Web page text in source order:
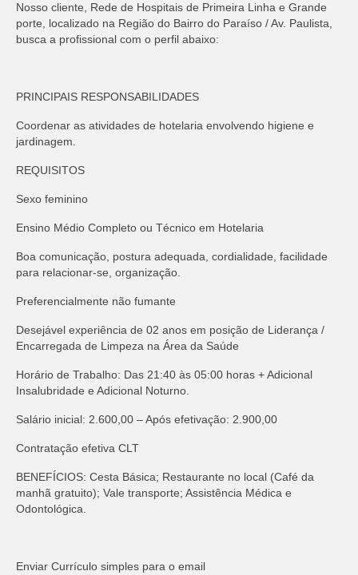
Nosso cliente, Rede de Hospitais de Primeira Linha e Grande
porte, localizado na Região do Bairro do Paraíso / Av. Paulista,
busca a profissional com o perfil abaixo:
PRINCIPAIS RESPONSABILIDADES
Coordenar as atividades de hotelaria envolvendo higiene e
jardinagem.
REQUISITOS
Sexo feminino
Ensino Médio Completo ou Técnico em Hotelaria
Boa comunicação, postura adequada, cordialidade, facilidade
para relacionar-se, organização.
Preferencialmente não fumante
Desejável experiência de 02 anos em posição de Liderança /
Encarregada de Limpeza na Área da Saúde
Horário de Trabalho: Das 21:40 às 05:00 horas + Adicional
Insalubridade e Adicional Noturno.
Salário inicial: 2.600,00 – Após efetivação: 2.900,00
Contratação efetiva CLT
BENEFÍCIOS: Cesta Básica; Restaurante no local (Café da
manhã gratuito); Vale transporte; Assistência Médica e
Odontológica.
Enviar Currículo simples para o email